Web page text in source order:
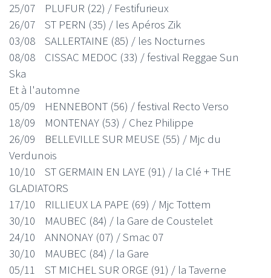
25/07 PLUFUR (22) / Festifurieux
26/07 ST PERN (35) / les Apéros Zik
03/08 SALLERTAINE (85) / les Nocturnes
08/08 CISSAC MEDOC (33) / festival Reggae Sun
Ska
Et à l'automne
05/09 HENNEBONT (56) / festival Recto Verso
18/09 MONTENAY (53) / Chez Philippe
26/09 BELLEVILLE SUR MEUSE (55) / Mjc du
Verdunois
10/10 ST GERMAIN EN LAYE (91) / la Clé + THE
GLADIATORS
17/10 RILLIEUX LA PAPE (69) / Mjc Tottem
30/10 MAUBEC (84) / la Gare de Coustelet
24/10 ANNONAY (07) / Smac 07
30/10 MAUBEC (84) / la Gare
05/11 ST MICHEL SUR ORGE (91) / la Taverne